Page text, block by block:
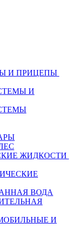
И ПРИЦЕПЫ
И
ЖИДКОСТИ
ВОДА
И